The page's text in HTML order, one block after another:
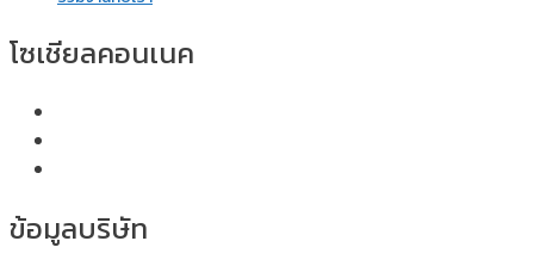
โซเชียลคอนเนค
ข้อมูลบริษัท